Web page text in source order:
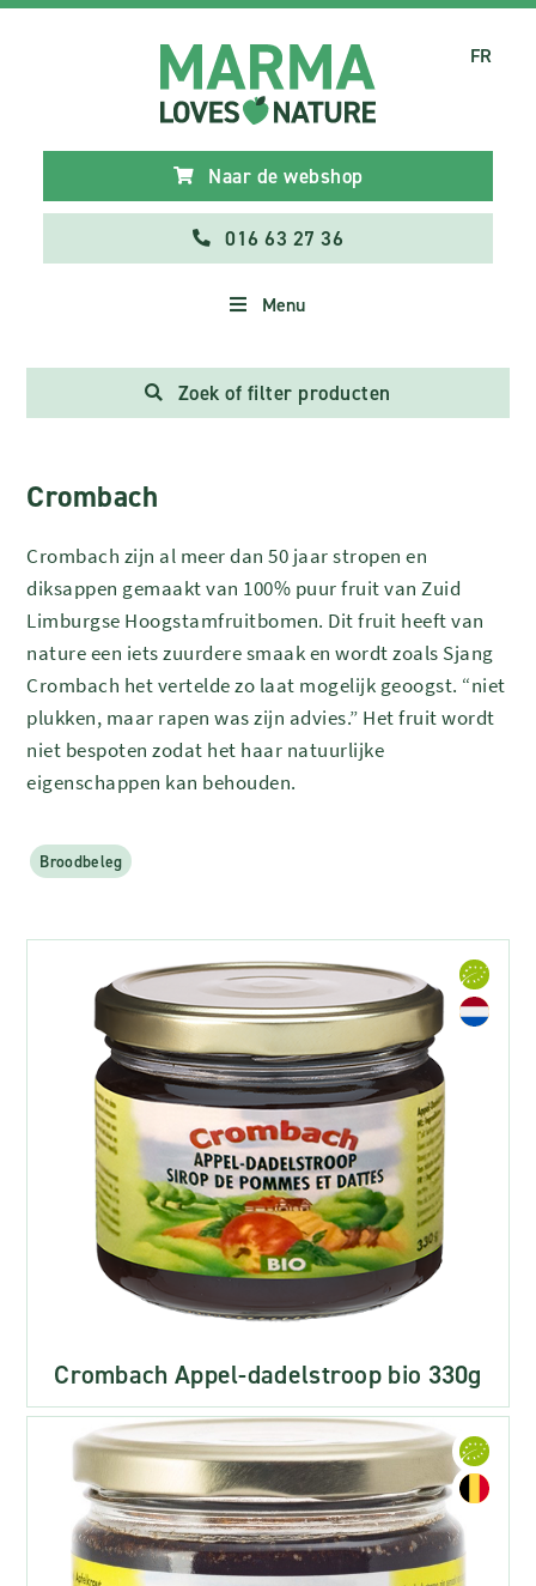
Naar de webshop
016 63 27 36
Menu
FR
Zoek of filter producten
Crombach
Crombach zijn al meer dan 50 jaar stropen en
diksappen gemaakt van 100% puur fruit van Zuid
Limburgse Hoogstamfruitbomen. Dit fruit heeft van
nature een iets zuurdere smaak en wordt zoals Sjang
Crombach het vertelde zo laat mogelijk geoogst. “niet
plukken, maar rapen was zijn advies.” Het fruit wordt
niet bespoten zodat het haar natuurlijke
eigenschappen kan behouden.
Broodbeleg
Crombach Appel-dadelstroop bio 330g